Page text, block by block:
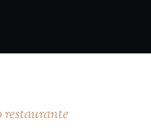
restaurante